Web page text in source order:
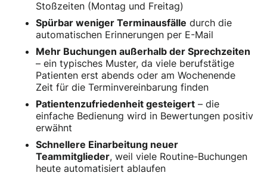
Stoßzeiten (Montag und Freitag)
Spürbar weniger Terminausfälle durch die
automatischen Erinnerungen per E-Mail
Mehr Buchungen außerhalb der Sprechzeiten
– ein typisches Muster, da viele berufstätige
Patienten erst abends oder am Wochenende
Zeit für die Terminvereinbarung finden
Patientenzufriedenheit gesteigert – die
einfache Bedienung wird in Bewertungen positiv
erwähnt
Schnellere Einarbeitung neuer
Teammitglieder, weil viele Routine-Buchungen
heute automatisiert ablaufen